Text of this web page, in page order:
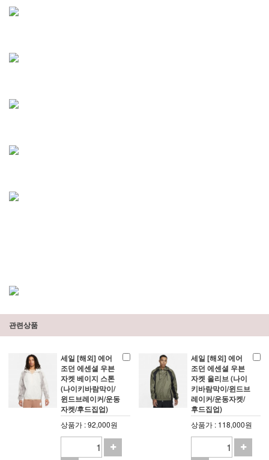
관련상품
세일 [해외] 에어
조던 에센셜 우븐
자켓 베이지 스톤
(나이키바람막이/
윈드브레이커/운동
자켓/후드집업)
상품가 : 92,000원
세일 [해외] 에어
조던 에센셜 우븐
자켓 올리브 (나이
키바람막이/윈드브
레이커/운동자켓/
후드집업)
상품가 : 118,000원